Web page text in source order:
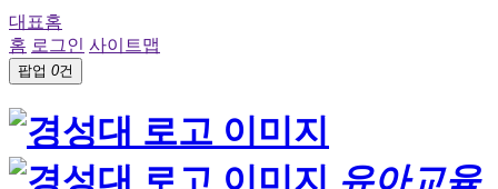
대표홈
홈 로그인 사이트맵
팝업 0건
유아교육